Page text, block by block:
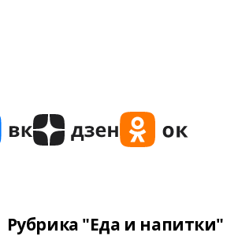
Рубрика "Еда и напитки"